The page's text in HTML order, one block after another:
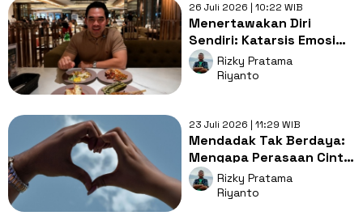
26 Juli 2026 | 10:22 WIB
Menertawakan Diri
Sendiri: Katarsis Emosi
ala Warganet Melihat
Konten Kemewahan
Rizky Pratama
Riyanto
23 Juli 2026 | 11:29 WIB
Mendadak Tak Berdaya:
Mengapa Perasaan Cinta
Dikaitkan dengan Kata
'Jatuh'?
Rizky Pratama
Riyanto